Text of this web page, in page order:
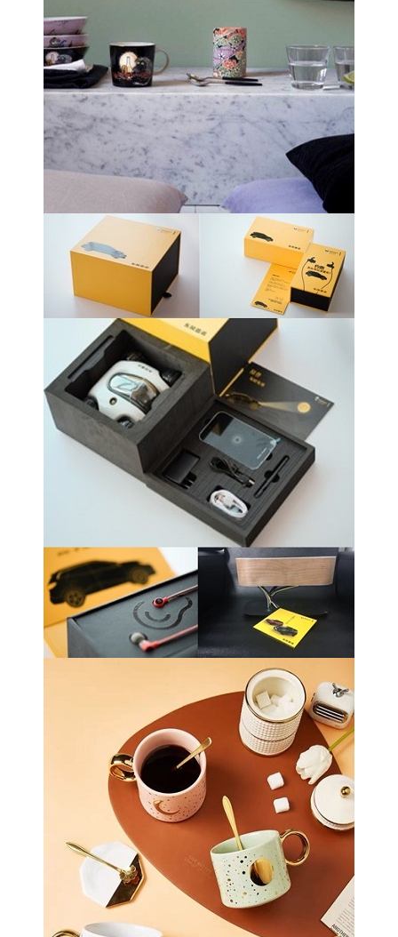
MOOMIN姆明系列
我们认为好的物品应该特色鲜明，可以组合
搭配，并且多功能。我们不仅创造美观的物
品，并且信奉永远不会丢弃的永恒设计。